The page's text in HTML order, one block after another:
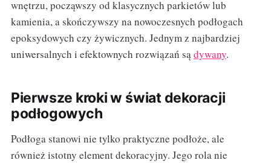
wnętrzu, począwszy od klasycznych parkietów lub
kamienia, a skończywszy na nowoczesnych podłogach
epoksydowych czy żywicznych. Jednym z najbardziej
uniwersalnych i efektownych rozwiązań sądywany.
Pierwsze kroki w świat dekoracji
podłogowych
Podłoga stanowi nie tylko praktyczne podłoże, ale
również istotny element dekoracyjny. Jego rola nie